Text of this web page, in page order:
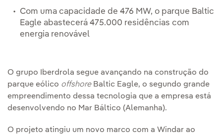
Com uma capacidade de 476 MW, o parque Baltic
Eagle abastecerá 475.000 residências com
energia renovável
O grupo Iberdrola segue avançando na construção do
parque eólico offshoreBaltic Eagle, o segundo grande
empreendimento dessa tecnologia que a empresa está
desenvolvendo no Mar Báltico (Alemanha).
O projeto atingiu um novo marco com a Windar ao